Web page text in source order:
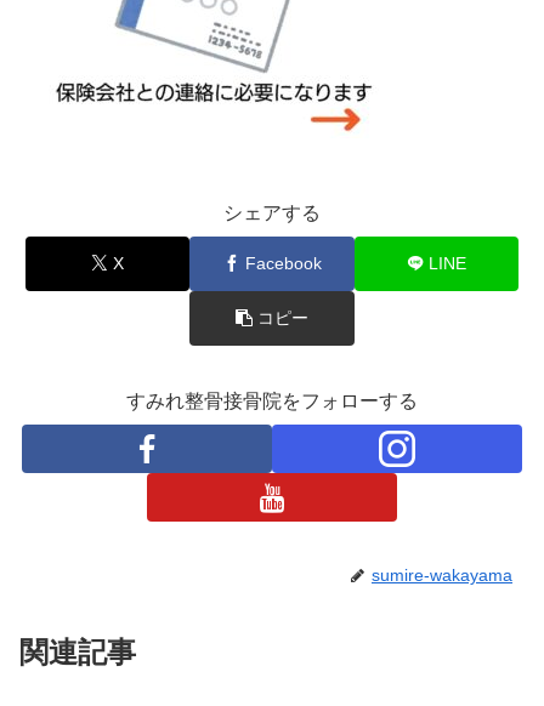
シェアする
X Facebook LINE
コピー
すみれ整骨接骨院をフォローする
sumire-wakayama
関連記事